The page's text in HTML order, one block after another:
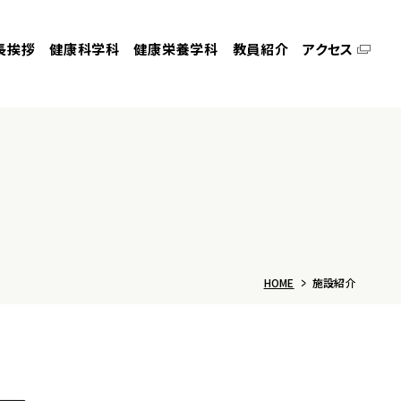
挨拶 健康科学科 健康栄養学科 教員紹介 アクセス
HOME 施設紹介